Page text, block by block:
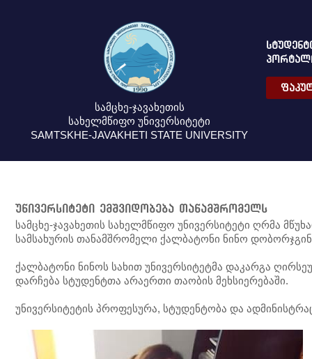
სამცხე-ჯავახეთის
სახელმწიფო უნივერსიტეტი
SAMTSKHE-JAVAKHETI STATE UNIVERSITY
უნივერსიტეტი ემშვიდობება თანამშრომელს
სამცხე-ჯავახეთის სახელმწიფო უნივერსიტეტი ღრმა
სამსახურის თანამშრომელი ქალბატონი ნინო
ქალბატონი ნინოს სახით უნივერსიტეტმა დაკარგა
დარჩება სტუდენტთა არაერთი თაობის მეხსიერებაში.
უნივერსიტეტის პროფესურა, სტუდენტობა და